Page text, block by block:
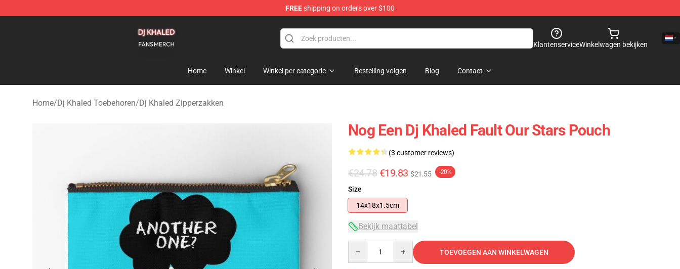
FREEshipping on orders over $100
KlantenserviceWinkelwagen bekijken
Home Winkel Winkel per categorie Bestelling volgen Blog Contact
Home/Dj Khaled Toebehoren/Dj Khaled Zipperzakken
Nog Een Dj Khaled Fault Our Stars Pouch
(3 customer reviews)
€24.78 €19.83 $21.55 -20%
Size
14x18x1.5cm
Bekijk maattabel
TOEVOEGEN AAN WINKELWAGEN